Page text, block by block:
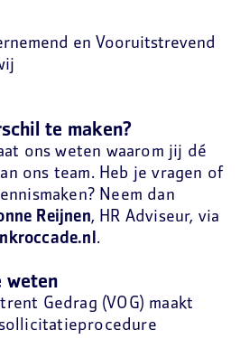
en Vooruitstrevend
te maken?
ons weten waarom jij dé
ons team. Heb je vragen of
Neem dan
Reijnen, HR Adviseur, via
.
weten
Gedrag (VOG) maakt